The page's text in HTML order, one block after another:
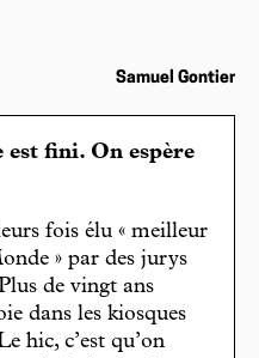
Samuel Gontier
fini. On espère
fois élu « meilleur
» par des jurys
de vingt ans
dans les kiosques
hic, c’est qu’on